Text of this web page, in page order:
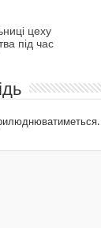
цеху
під час